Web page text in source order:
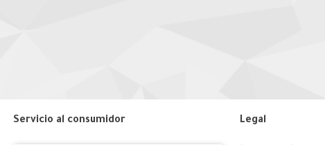
Servicio al consumidor Legal